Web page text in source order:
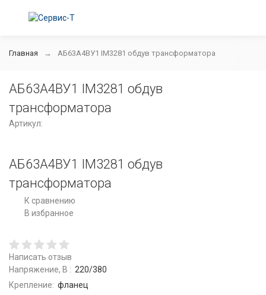
Главная АБ63А4ВУ1 IM3281 обдув трансформатора
АБ63А4ВУ1 IM3281 обдув
трансформатора
Артикул:
АБ63А4ВУ1 IM3281 обдув
трансформатора
К сравнению
В избранное
Написать отзыв
Напряжение, В : 220/380
Крепление: фланец